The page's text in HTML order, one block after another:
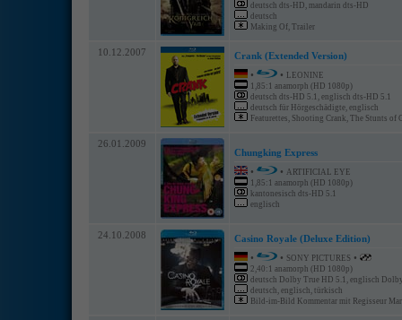
deutsch dts-HD, mandarin dts-HD
deutsch
Making Of, Trailer
10.12.2007
Crank (Extended Version)
•
• LEONINE
1,85:1 anamorph (HD 1080p)
deutsch dts-HD 5.1, englisch dts-HD 5.1
deutsch für Hörgeschädigte, englisch
Featurettes, Shooting Crank, The Stunts of
26.01.2009
Chungking Express
•
• ARTIFICIAL EYE
1,85:1 anamorph (HD 1080p)
kantonesisch dts-HD 5.1
englisch
24.10.2008
Casino Royale (Deluxe Edition)
•
• SONY PICTURES •
2,40:1 anamorph (HD 1080p)
deutsch Dolby True HD 5.1, englisch
deutsch, englisch, türkisch
Bild-im-Bild Kommentar mit Regisseur